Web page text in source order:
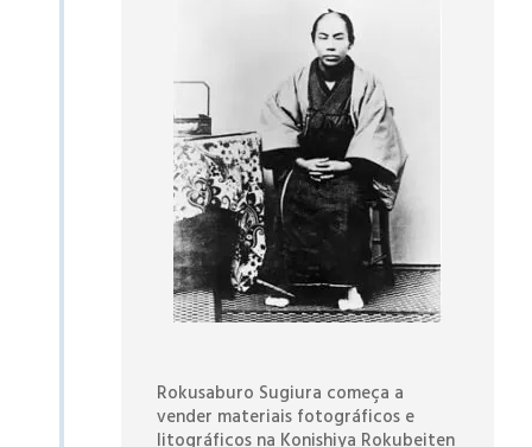
Rokusaburo Sugiura começa a
vender materiais fotográficos e
litográficos na Konishiya Rokubeiten